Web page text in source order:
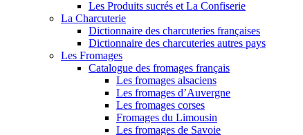
Les Produits sucrés et La Confiserie
La Charcuterie
Dictionnaire des charcuteries françaises
Dictionnaire des charcuteries autres pays
Les Fromages
Catalogue des fromages français
Les fromages alsaciens
Les fromages d’Auvergne
Les fromages corses
Fromages du Limousin
Les fromages de Savoie